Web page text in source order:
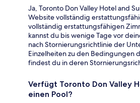
Ja, Toronto Don Valley Hotel and
Website vollständig
vollständig erstattungsfähigen
kannst du bis wenige Tage vor
nach Stornierungsrichtlinie der
Einzelheiten zu den Bedingungen
findest du in deren
Verfügt Toronto Don Valley
einen Pool?